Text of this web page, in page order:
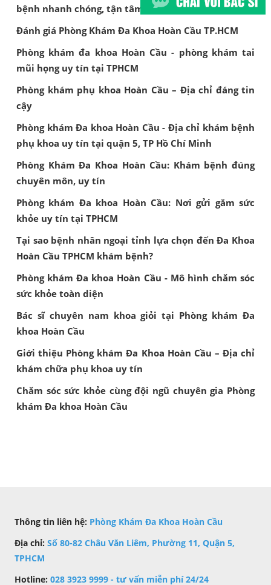
bệnh nhanh chóng, tận tâm, hiệu quả
Đánh giá Phòng Khám Đa Khoa Hoàn Cầu TP.HCM
Phòng khám đa khoa Hoàn Cầu - phòng khám tai
mũi họng uy tín tại TPHCM
Phòng khám phụ khoa Hoàn Cầu – Địa chỉ đáng tin
cậy
Phòng khám Đa khoa Hoàn Cầu - Địa chỉ khám bệnh
phụ khoa uy tín tại quận 5, TP Hồ Chí Minh
Phòng Khám Đa Khoa Hoàn Cầu: Khám bệnh đúng
chuyên môn, uy tín
Phòng khám Đa khoa Hoàn Cầu: Nơi gửi gắm sức
khỏe uy tín tại TPHCM
Tại sao bệnh nhân ngoại tỉnh lựa chọn đến Đa Khoa
Hoàn Cầu TPHCM khám bệnh?
Phòng khám Đa khoa Hoàn Cầu - Mô hình chăm sóc
sức khỏe toàn diện
Bác sĩ chuyên nam khoa giỏi tại Phòng khám Đa
khoa Hoàn Cầu
Giới thiệu Phòng khám Đa Khoa Hoàn Cầu – Địa chỉ
khám chữa phụ khoa uy tín
Chăm sóc sức khỏe cùng đội ngũ chuyên gia Phòng
khám Đa khoa Hoàn Cầu
Thông tin liên hệ: Phòng Khám Đa Khoa Hoàn Cầu
Địa chỉ: Số 80-82 Châu Văn Liêm, Phường 11, Quận 5,
TPHCM
Hotline: 028 3923 9999 - tư vấn miễn phí 24/24